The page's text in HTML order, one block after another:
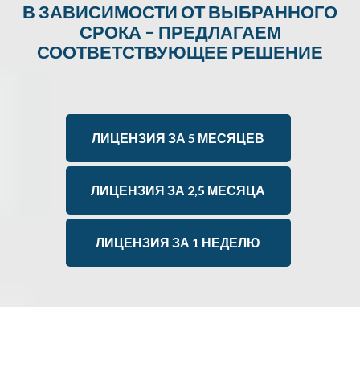
В ЗАВИСИМОСТИ ОТ ВЫБРАННОГО
СРОКА – ПРЕДЛАГАЕМ
СООТВЕТСТВУЮЩЕЕ РЕШЕНИЕ
ЛИЦЕНЗИЯ ЗА 5 МЕСЯЦЕВ
ЛИЦЕНЗИЯ ЗА 2,5 МЕСЯЦА
ЛИЦЕНЗИЯ ЗА 1 НЕДЕЛЮ